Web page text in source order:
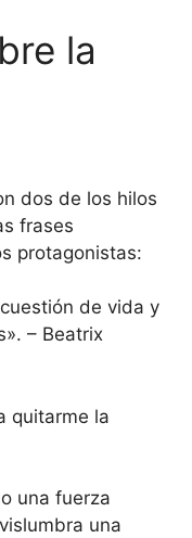
la
dos de los hilos
frases
protagonistas:
de vida y
– Beatrix
quitarme la
una fuerza
una